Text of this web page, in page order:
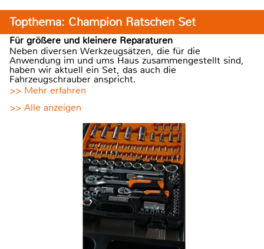
Topthema: Champion Ratschen Set
Für größere und kleinere Reparaturen
Neben diversen Werkzeugsätzen, die für die
Anwendung im und ums Haus zusammengestellt sind,
haben wir aktuell ein Set, das auch die
Fahrzeugschrauber anspricht.
>> Mehr erfahren
>> Alle anzeigen